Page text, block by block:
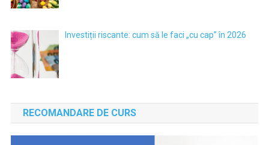
Investiții riscante: cum să le faci „cu cap” în 2026
RECOMANDARE DE CURS